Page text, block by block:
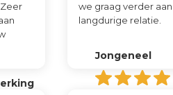
we graag verder
langdurige relatie.
Jongeneel